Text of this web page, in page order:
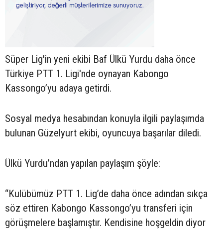
Süper Lig'in yeni ekibi Baf Ülkü Yurdu daha önce
Türkiye PTT 1. Ligi'nde oynayan Kabongo
Kassongo’yu adaya getirdi.
Sosyal medya hesabından konuyla ilgili paylaşımda
bulunan Güzelyurt ekibi, oyuncuya başarılar diledi.
Ülkü Yurdu’ndan yapılan paylaşım şöyle:
“Kulübümüz PTT 1. Lig’de daha önce adından sıkça
söz ettiren Kabongo Kassongo’yu transferi için
görüşmelere başlamıştır. Kendisine hoşgeldin diyor